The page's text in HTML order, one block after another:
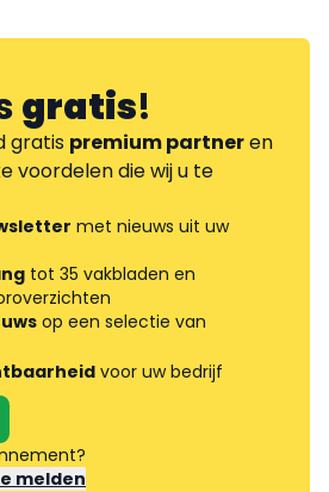
gratis!
gratis premium partneren
voordelen die wij u te
met nieuws uit uw
tot 35 vakbladen en
op een selectie van
voor uw bedrijf
melden